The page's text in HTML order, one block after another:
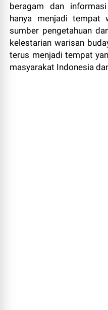
beragam dan
hanya menjadi tempat
sumber pengetahuan
kelestarian warisan
terus menjadi tempat
masyarakat Indonesia